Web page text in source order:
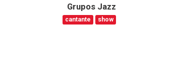
Grupos Jazz
cantante show